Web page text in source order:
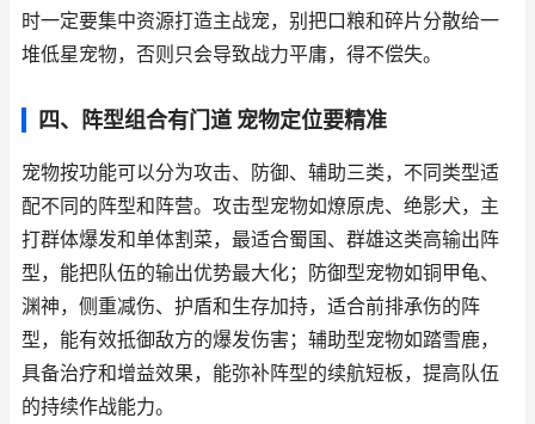
时一定要集中资源打造主战宠，别把口粮和碎片分散给一
堆低星宠物，否则只会导致战力平庸，得不偿失。
四、阵型组合有门道 宠物定位要精准
宠物按功能可以分为攻击、防御、辅助三类，不同类型适
配不同的阵型和阵营。攻击型宠物如燎原虎、绝影犬，主
打群体爆发和单体割菜，最适合蜀国、群雄这类高输出阵
型，能把队伍的输出优势最大化；防御型宠物如铜甲龟、
渊神，侧重减伤、护盾和生存加持，适合前排承伤的阵
型，能有效抵御敌方的爆发伤害；辅助型宠物如踏雪鹿，
具备治疗和增益效果，能弥补阵型的续航短板，提高队伍
的持续作战能力。